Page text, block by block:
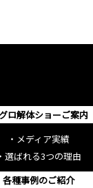
ロ解体ショーご案内
・ メディア実績
・ 選ばれる3つの理由
各種事例のご紹介